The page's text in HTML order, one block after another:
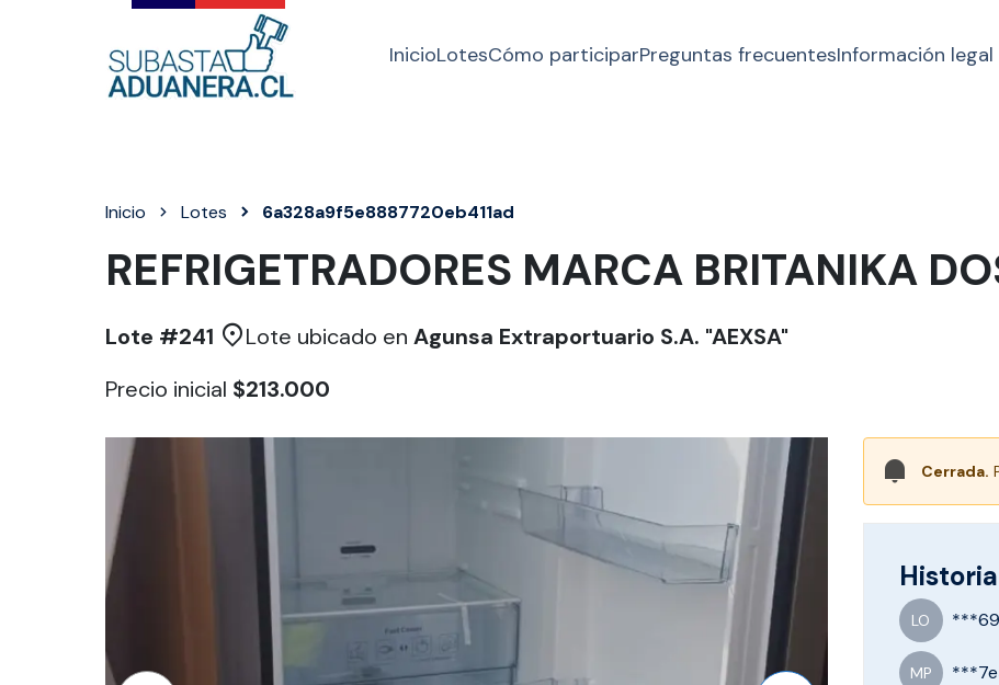
InicioLotesCómo participarPreguntas frecuentesInformación legal
Inicio Lotes 6a328a9f5e8887720eb411ad
REFRIGETRADORES MARCA BRITANIKA
Lote #241 Lote ubicado en Agunsa Extraportuario S.A. "AEXSA"
Precio inicial $213.000
Cerrada.
LO ***
MP ***